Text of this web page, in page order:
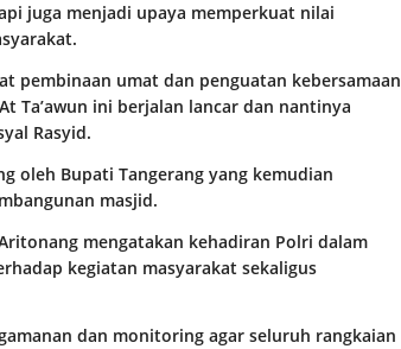
juga menjadi upaya memperkuat nilai
pembinaan umat dan penguatan kebersamaan
Ta’awun ini berjalan lancar dan nantinya
Rasyid.
oleh Bupati Tangerang yang kemudian
masjid.
mengatakan kehadiran Polri dalam
kegiatan masyarakat sekaligus
dan monitoring agar seluruh rangkaian